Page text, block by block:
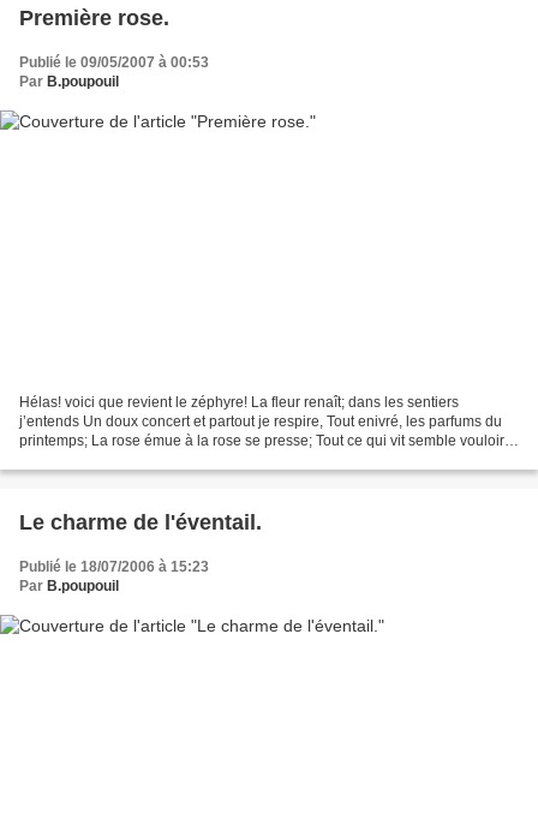
Première rose.
Publié le 09/05/2007 à 00:53
Par B.poupouil
Hélas! voici que revient le zéphyre! La fleur renaît; dans les sentiers
j’entends Un doux concert et partout je respire, Tout enivré, les parfums du
printemps; La rose émue à la rose se presse; Tout ce qui vit semble vouloir
Le charme de l'éventail.
Publié le 18/07/2006 à 15:23
Par B.poupouil